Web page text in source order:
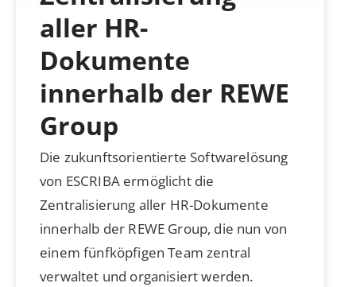
aller HR-
Dokumente
innerhalb der REWE
Group
Die zukunftsorientierte Softwarelösung
von ESCRIBA ermöglicht die
Zentralisierung aller HR-Dokumente
innerhalb der REWE Group, die nun von
einem fünfköpfigen Team zentral
verwaltet und organisiert werden.